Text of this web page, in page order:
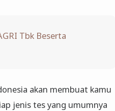
Tbk Beserta
akan membuat kamu
jenis tes yang umumnya